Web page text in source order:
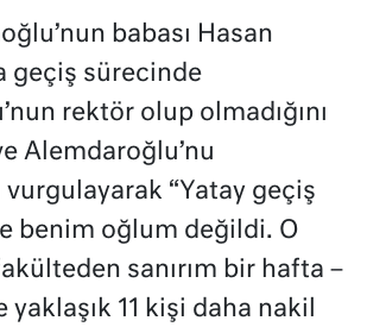
babası Hasan
geçiş sürecinde
rektör olup olmadığını
Alemdaroğlu’nu
vurgulayarak “Yatay geçiş
benim oğlum değildi. O
sanırım bir hafta –
11 kişi daha nakil